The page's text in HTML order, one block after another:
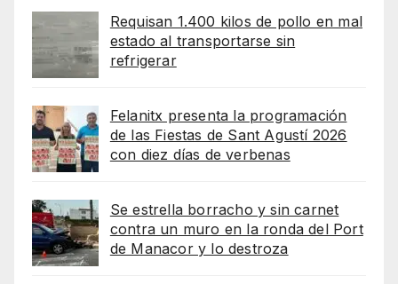
Requisan 1.400 kilos de pollo en mal
estado al transportarse sin
refrigerar
Felanitx presenta la programación
de las Fiestas de Sant Agustí 2026
con diez días de verbenas
Se estrella borracho y sin carnet
contra un muro en la ronda del Port
de Manacor y lo destroza